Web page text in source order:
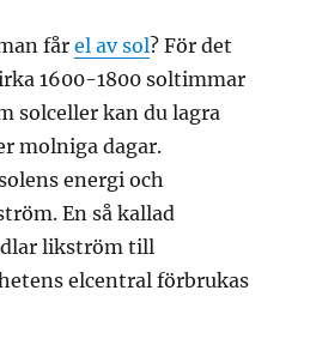
fårel av sol? För det
1600-1800 soltimmar
solceller kan du lagra
molniga dagar.
energi och
En så kallad
likström till
elcentral förbrukas